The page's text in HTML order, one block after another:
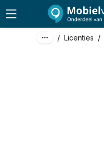
/ Licenties /
49,00 excl. btw
59,29 incl. btw